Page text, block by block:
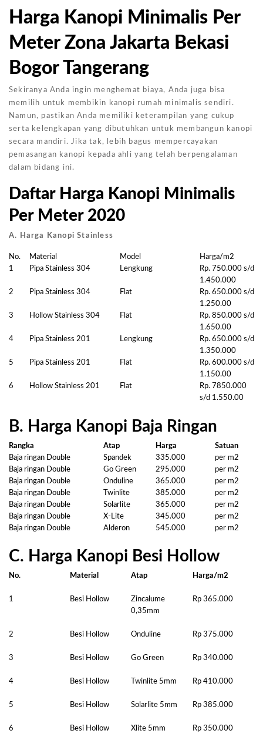
Harga Kanopi Minimalis Per
Meter Zona Jakarta Bekasi
Bogor Tangerang
Sekiranya Anda ingin menghemat biaya, Anda juga bisa
memilih untuk membikin kanopi rumah minimalis sendiri.
Namun, pastikan Anda memiliki keterampilan yang cukup
serta kelengkapan yang dibutuhkan untuk membangun kanopi
secara mandiri. Jika tak, lebih bagus mempercayakan
pemasangan kanopi kepada ahli yang telah berpengalaman
dalam bidang ini.
Daftar Harga Kanopi Minimalis
Per Meter 2020
A. Harga Kanopi Stainless
No. Material Model
Harga/m2
1
Pipa Stainless 304 Lengkung
Rp. 750.000 s/d
1.450.000
2
Pipa Stainless 304 Flat
Rp. 650.000 s/d
1.250.00
3
Hollow Stainless 304 Flat
Rp. 850.000 s/d
1.650.00
4
Pipa Stainless 201 Lengkung
Rp. 650.000 s/d
1.350.000
5
Pipa Stainless 201 Flat
Rp. 600.000 s/d
1.150.00
6
Hollow Stainless 201 Flat
Rp. 7850.000
s/d 1.550.00
B. Harga Kanopi Baja Ringan
Rangka Atap Harga
Satuan
Baja ringan Double
Spandek 335.000
per m2
Baja ringan Double
Go Green 295.000
per m2
Baja ringan Double
Onduline 365.000
per m2
Baja ringan Double
Twinlite 385.000
per m2
Baja ringan Double
Solarlite 365.000
per m2
Baja ringan Double
X-Lite 345.000
per m2
Baja ringan Double
Alderon 545.000 per m2
C. Harga Kanopi Besi Hollow
No. Material Atap Harga/m2
1 Besi Hollow
Zincalume
0,35mm
Rp 365.000
2 Besi Hollow Onduline Rp 375.000
3 Besi Hollow Go Green Rp 340.000
4 Besi Hollow Twinlite 5mm Rp 410.000
5 Besi Hollow Solarlite 5mm Rp 385.000
6 Besi Hollow Xlite 5mm Rp 350.000